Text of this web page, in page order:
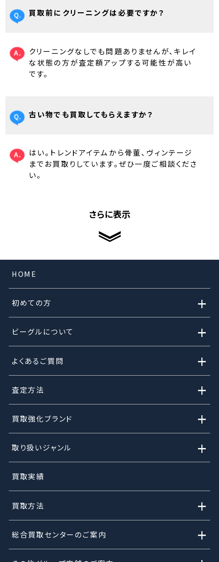
買取前にクリーニングは必要ですか？
クリーニングなしでも問題ありませんが、キレイ
な状態の方が査定額アップする可能性が高い
です。
古い物でも買取してもらえますか？
はい。トレンドアイテムから骨董、ヴィンテージ
までお買取りしています。ぜひ一度ご相談くださ
い。
さらに表示
HOME
初めての方 +
ビーグルについて +
よくあるご質問 +
査定方法 +
買取強化ブランド +
取り扱いジャンル +
買取実績
買取方法 +
総合買取センターのご案内 +